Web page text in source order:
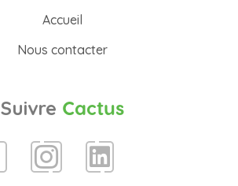
Accueil
Nous contacter
Suivre Cactus